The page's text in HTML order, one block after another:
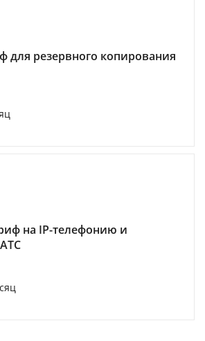
для резервного копирования
на IP-телефонию и